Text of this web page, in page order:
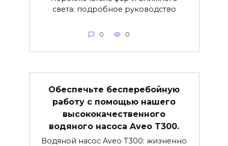
света: подробное руководство
0 0
Обеспечьте бесперебойную
работу с помощью нашего
высококачественного
водяного насоса Aveo T300.
Водяной насос Aveo T300: жизненно